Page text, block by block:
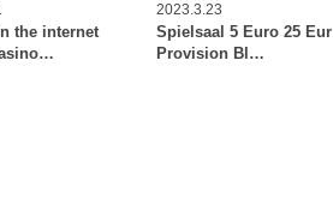
the internet
2023.3.23
Spielsaal 5 Euro 25 Eur
Provision Bl…